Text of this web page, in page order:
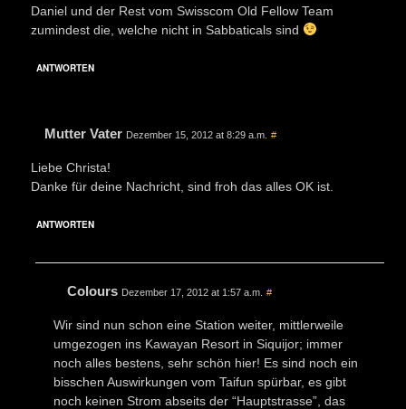
Daniel und der Rest vom Swisscom Old Fellow Team
zumindest die, welche nicht in Sabbaticals sind
ANTWORTEN
Mutter Vater Dezember 15, 2012 at 8:29 a.m. #
Liebe Christa!
Danke für deine Nachricht, sind froh das alles OK ist.
ANTWORTEN
Colours Dezember 17, 2012 at 1:57 a.m. #
Wir sind nun schon eine Station weiter, mittlerweile
umgezogen ins Kawayan Resort in Siquijor; immer
noch alles bestens, sehr schön hier! Es sind noch ein
bisschen Auswirkungen vom Taifun spürbar, es gibt
noch keinen Strom abseits der “Hauptstrasse”, das